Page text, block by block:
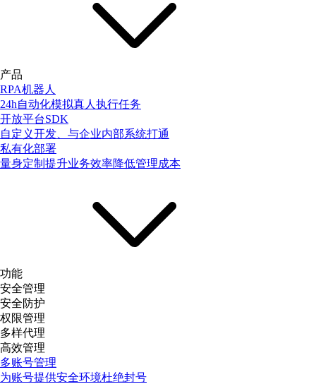
产品
RPA机器人
24h自动化模拟真人执行任务
开放平台SDK
自定义开发、与企业内部系统打通
私有化部署
量身定制提升业务效率降低管理成本
功能
安全管理
安全防护
权限管理
多样代理
高效管理
多账号管理
为账号提供安全环境杜绝封号